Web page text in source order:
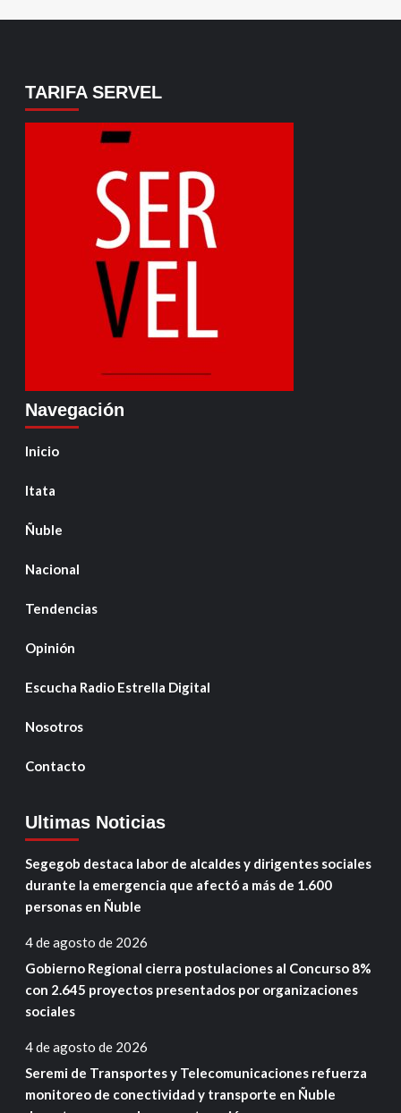
TARIFA SERVEL
Navegación
Inicio
Itata
Ñuble
Nacional
Tendencias
Opinión
Escucha Radio Estrella Digital
Nosotros
Contacto
Ultimas Noticias
Segegob destaca labor de alcaldes y dirigentes sociales
durante la emergencia que afectó a más de 1.600
personas en Ñuble
4 de agosto de 2026
Gobierno Regional cierra postulaciones al Concurso 8%
con 2.645 proyectos presentados por organizaciones
sociales
4 de agosto de 2026
Seremi de Transportes y Telecomunicaciones refuerza
monitoreo de conectividad y transporte en Ñuble